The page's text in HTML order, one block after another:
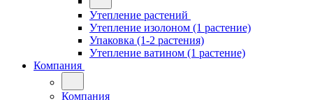
Утепление растений
Утепление изолоном (1 растение)
Упаковка (1-2 растения)
Утепление ватином (1 растение)
Компания
Компания